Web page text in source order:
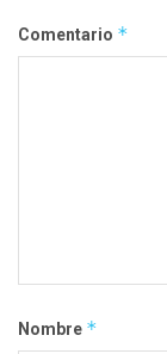
Comentario *
Nombre *